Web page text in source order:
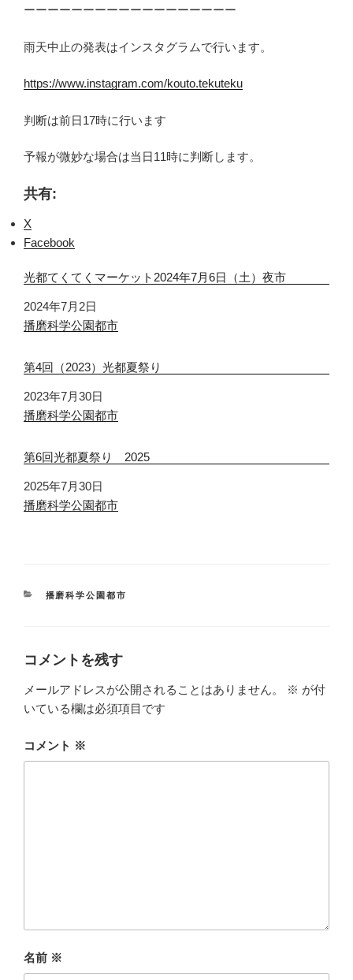
ーーーーーーーーーーーーーーーーーー
雨天中止の発表はインスタグラムで行います。
https://www.instagram.com/kouto.tekuteku
判断は前日17時に行います
予報が微妙な場合は当日11時に判断します。
共有:
X
Facebook
光都てくてくマーケット2024年7月6日（土）夜市
日付
2024年7月2日
関連理由
播磨科学公園都市
第4回（2023）光都夏祭り
日付
2023年7月30日
関連理由
播磨科学公園都市
第6回光都夏祭り 2025
日付
2025年7月30日
関連理由
播磨科学公園都市
カ
播磨科学公園都市
コメントを残す
メールアドレスが公開されることはありません。 ※ が付
いている欄は必須項目です
コメント ※
名前 ※